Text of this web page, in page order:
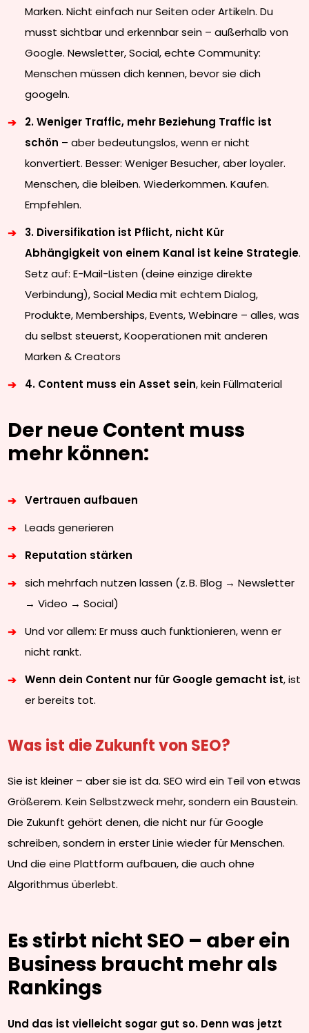
Marken. Nicht einfach nur Seiten oder Artikeln. Du
musst sichtbar und erkennbar sein – außerhalb von
Google. Newsletter, Social, echte Community:
Menschen müssen dich kennen, bevor sie dich
googeln.
2. Weniger Traffic, mehr Beziehung Traffic ist
schön – aber bedeutungslos, wenn er nicht
konvertiert. Besser: Weniger Besucher, aber loyaler.
Menschen, die bleiben. Wiederkommen. Kaufen.
Empfehlen.
3. Diversifikation ist Pflicht, nicht Kür
Abhängigkeit von einem Kanal ist keine Strategie.
Setz auf: E-Mail-Listen (deine einzige direkte
Verbindung), Social Media mit echtem Dialog,
Produkte, Memberships, Events, Webinare – alles, was
du selbst steuerst, Kooperationen mit anderen
Marken & Creators
4. Content muss ein Asset sein, kein Füllmaterial
Der neue Content muss
mehr können:
Vertrauen aufbauen
Leads generieren
Reputation stärken
sich mehrfach nutzen lassen (z. B. Blog → Newsletter
→ Video → Social)
Und vor allem: Er muss auch funktionieren, wenn er
nicht rankt.
Wenn dein Content nur für Google gemacht ist, ist
er bereits tot.
Was ist die Zukunft von SEO?
Sie ist kleiner – aber sie ist da. SEO wird ein Teil von etwas
Größerem. Kein Selbstzweck mehr, sondern ein Baustein.
Die Zukunft gehört denen, die nicht nur für Google
schreiben, sondern in erster Linie wieder für Menschen.
Und die eine Plattform aufbauen, die auch ohne
Algorithmus überlebt.
Es stirbt nicht SEO – aber ein
Business braucht mehr als
Rankings
Und das ist vielleicht sogar gut so. Denn was jetzt